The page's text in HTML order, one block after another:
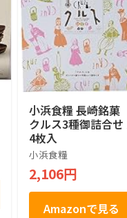
小浜食糧 長崎銘菓
クルス3種御詰合せ
4枚入
小浜食糧
2,106円
Amazonで見る